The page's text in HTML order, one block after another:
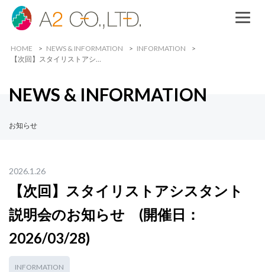
HOME NEWS & INFORMATION
INFORMATION
【次回】スタイリストアシ…
NEWS & INFORMATION
お知らせ
2026.1.26
【次回】スタイリストアシスタント
説明会のお知らせ (開催日：
2026/03/28)
INFORMATION